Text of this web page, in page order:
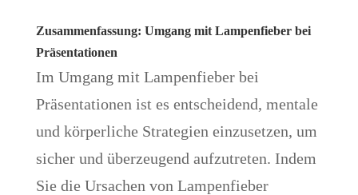
Zusammenfassung: Umgang mit Lampenfieber bei
Präsentationen
Im Umgang mit Lampenfieber bei
Präsentationen ist es entscheidend, mentale
und körperliche Strategien einzusetzen, um
sicher und überzeugend aufzutreten. Indem
Sie die Ursachen von Lampenfieber